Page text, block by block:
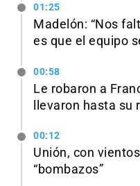
01:25
Madelón: “Nos
es que el equipo
00:58
Le robaron a
llevaron hasta su
00:12
Unión, con
“bombazos”